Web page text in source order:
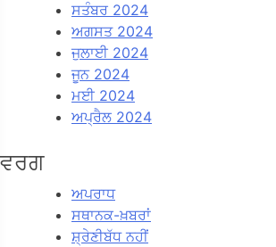
ਸਤੰਬਰ 2024
ਅਗਸਤ 2024
ਜੁਲਾਈ 2024
ਜੂਨ 2024
ਮਈ 2024
ਅਪ੍ਰੈਲ 2024
ਵਰਗ
ਅਪਰਾਧ
ਸਥਾਨਕ-ਖ਼ਬਰਾਂ
ਸ਼੍ਰੇਣੀਬੱਧ ਨਹੀਂ